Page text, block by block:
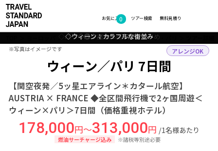
お気に入り
0 無料見積り
ツアー検索
オーストリア・フランス ウィーン・パリ
ウィーン／パリ 7日間
【関空夜発／5ッ星エアライン＊カタール航空】
AUSTRIA × FRANCE ◆全区間飛行機で2ヶ国周遊＜
ウィーン×パリ＞7日間（価格重視ホテル）
アレンジOK
178,000円～313,000円 /1名様あたり
燃油サーチャージ込み ※諸税等別途必要
◇◎パリ：シャンゼリゼ通り
◇パリ：パン屋さん巡りもおすすめ
◇◎ウィーン：市庁舎
◇ウィーン：カラフルな街並み
フォトギャラリー
※写真はイメージです
※写真はイメージです